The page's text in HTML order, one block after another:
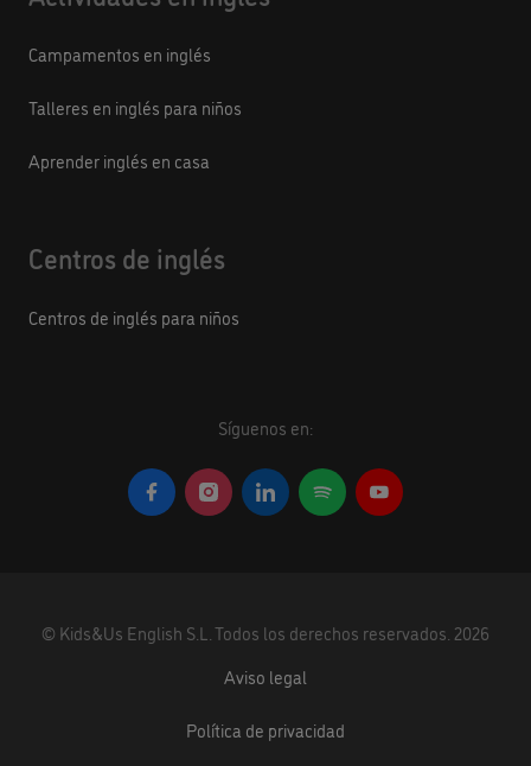
Campamentos en inglés
Talleres en inglés para niños
Aprender inglés en casa
Centros de inglés
Centros de inglés para niños
Síguenos en:
© Kids&Us English S.L. Todos los derechos reservados. 2026
Aviso legal
Política de privacidad